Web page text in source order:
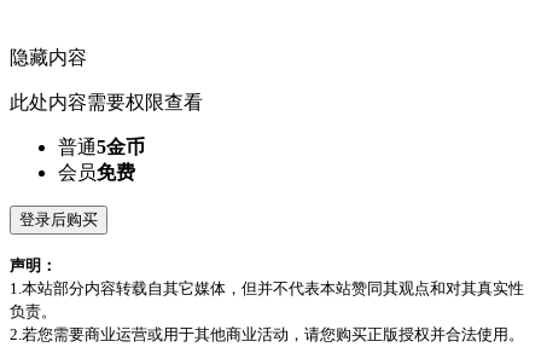
隐藏内容
此处内容需要权限查看
普通5金币
会员免费
登录后购买
声明：
1.本站部分内容转载自其它媒体，但并不代表本站赞同其观点和对其真实性
负责。
2.若您需要商业运营或用于其他商业活动，请您购买正版授权并合法使用。